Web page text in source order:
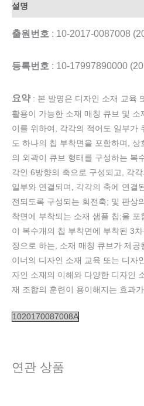
설명
출원번호 : 10-2017-0087008
등록번호 : 10-17997890000
요약 : 본 발명은 디자인 소재 교육
활용이 가능한 소재 매칭 큐브 및 소
이를 위하여, 각각의 적어도 일부가
도 하나의 칩 부착면을 포함하며,
의 외곽이 큐브 형태를 구성하는 복
각인 6방향의 축으로 구성되고, 각
일부와 연결되며, 각각의 축에 연결
전되도록 구성되는 회전축; 및 판상
착면에 부착되는 소재 샘플 칩;을
이 복수개의 칩 부착면에 부착된 3
징으로 하는, 소재 매칭 큐브가 제
이너의 디자인 소재 교육 또는 디자
자인 소재의 이해와 다양한 디자인
재 조합의 훈련이 용이해지는 효과
1020170087008A
연관 상품